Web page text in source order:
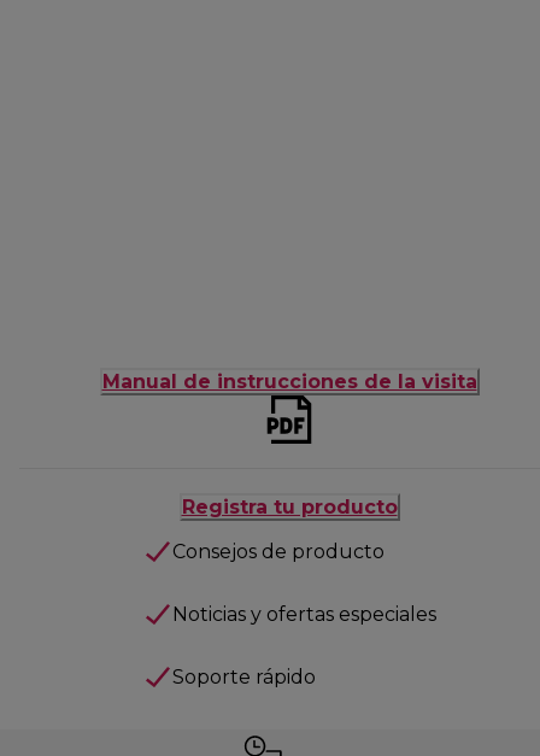
Manual de instrucciones de la visita
Registra tu producto
Consejos de producto
Noticias y ofertas especiales
Soporte rápido